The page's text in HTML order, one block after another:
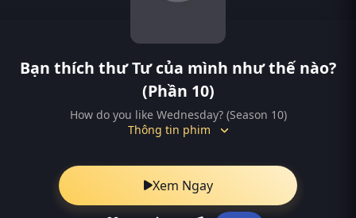
Bạn thích thư Tư của mình như thế nào?
(Phần 10)
How do you like Wednesday? (Season 10)
Thông tin phim
Xem Ngay